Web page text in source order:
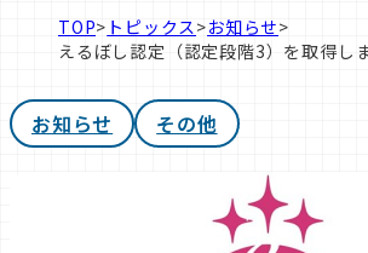
TOP> トピックス>お知らせ>
えるぼし認定（認定段階3）を取得し
お知らせ その他